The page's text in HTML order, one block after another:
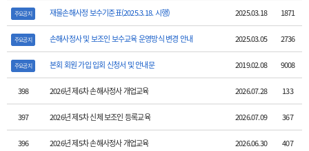
주요공지 재물손해사정 보수기준표(2025.3.18. 시행) 2025.03.18 1871
주요공지 손해사정사 및 보조인 보수교육 운영방식 변경 안내 2025.03.05 2736
주요공지 본회 회원 가입 입회 신청서 및 안내문 2019.02.08 9008
398 2026년 제6차 손해사정사 개업교육 2026.07.28 133
397 2026년 제5차 신체 보조인 등록교육 2026.07.09 367
396 2026년 제5차 손해사정사 개업교육 2026.06.30 407